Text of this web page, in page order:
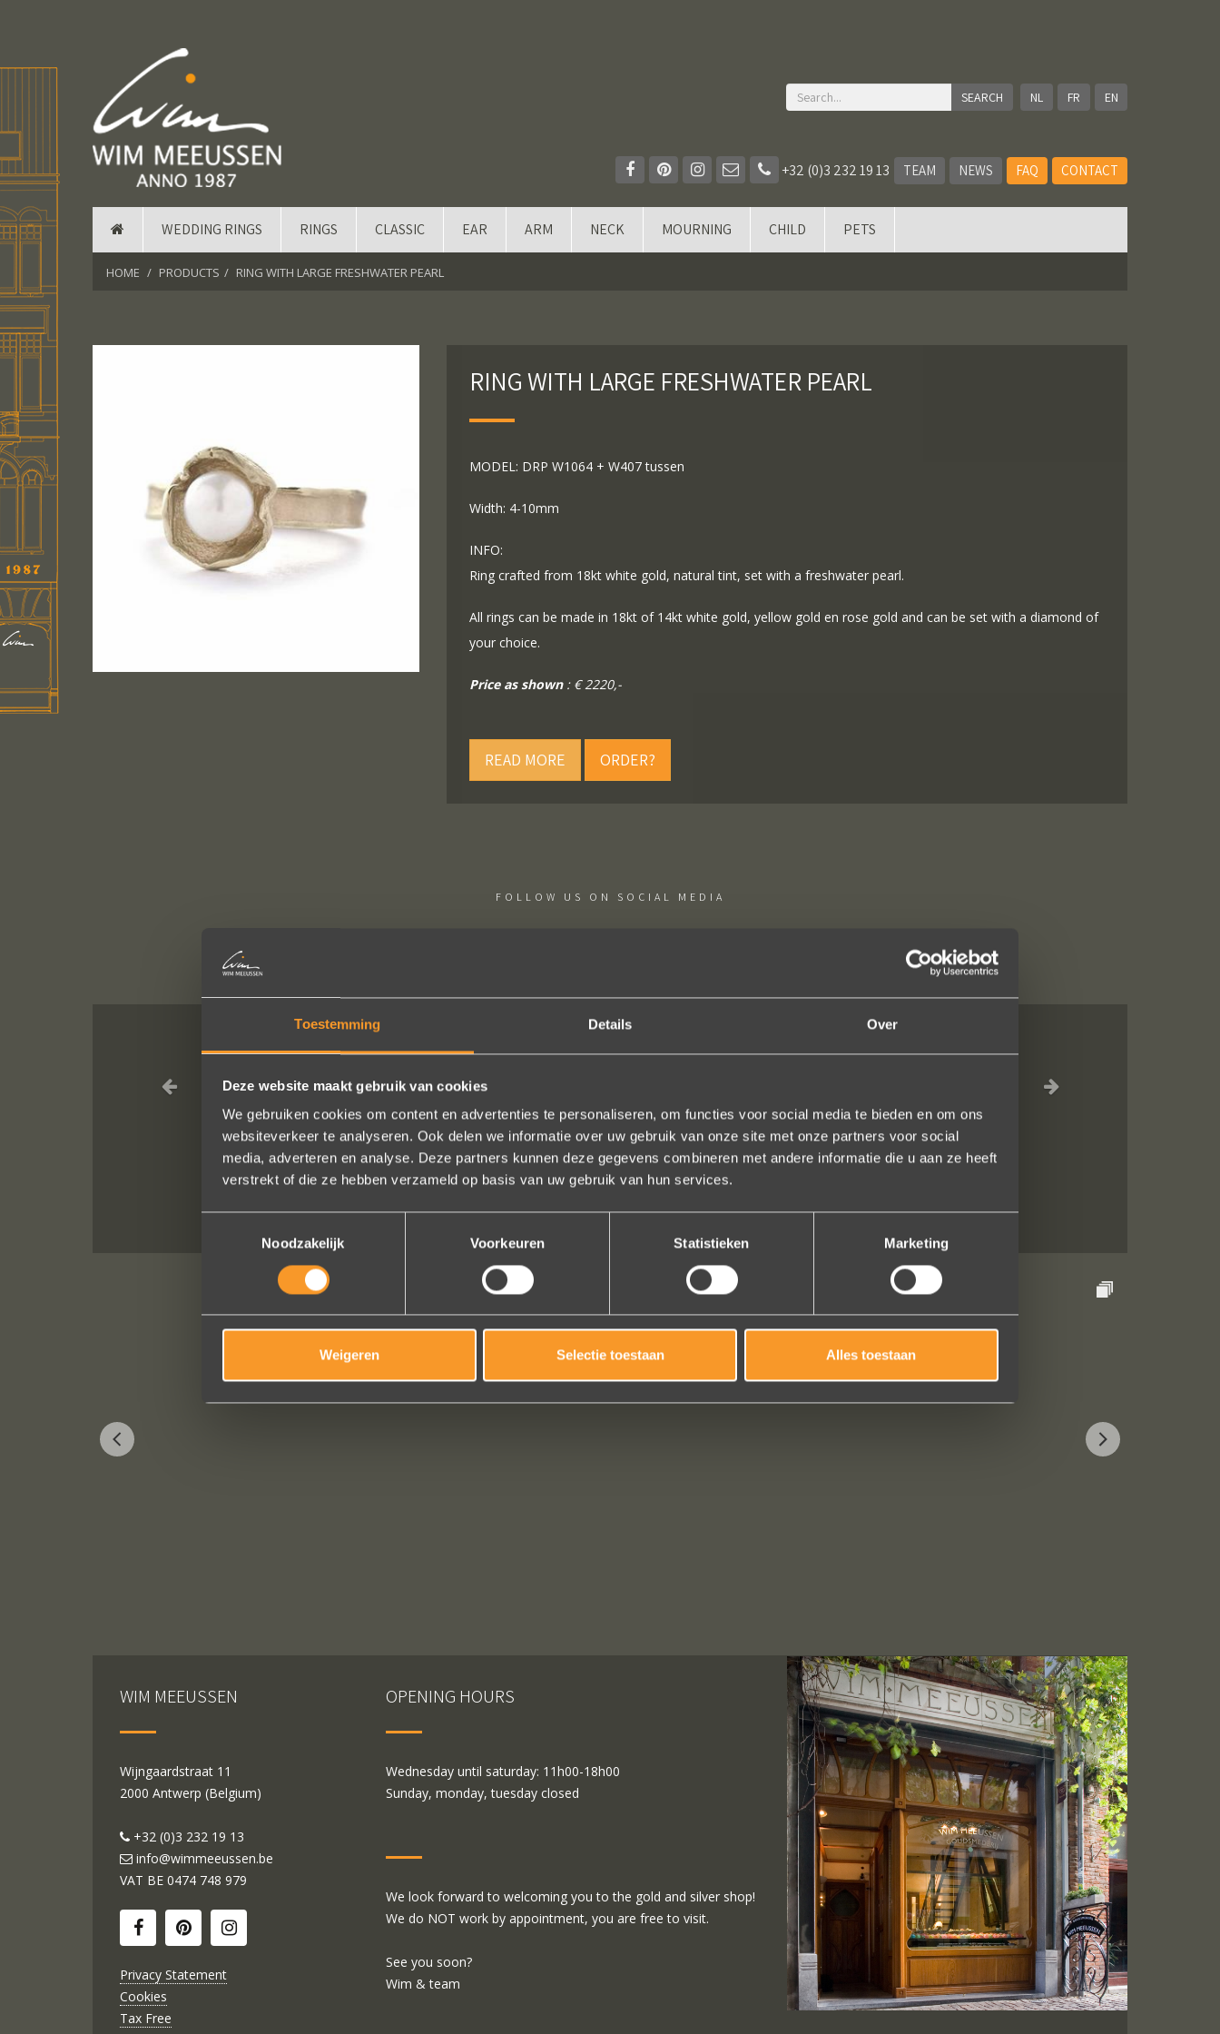
Toestemming Details Over
Deze website maakt gebruik van cookies
We gebruiken cookies om content en advertenties te personaliseren, om functies voor social media te bieden en om ons
websiteverkeer te analyseren. Ook delen we informatie over uw gebruik van onze site met onze partners voor social
media, adverteren en analyse. Deze partners kunnen deze gegevens combineren met andere informatie die u aan ze heeft
verstrekt of die ze hebben verzameld op basis van uw gebruik van hun services.
Noodzakelijk
Voorkeuren Statistieken Marketing
Weigeren Selectie toestaan Alles toestaan
NL FR EN
+32 (0)3 232 19 13 TEAM NEWS FAQ CONTACT
WEDDING RINGS RINGS CLASSIC EAR ARM NECK MOURNING CHILD PETS
HOME PRODUCTS RING WITH LARGE FRESHWATER PEARL
RING WITH LARGE FRESHWATER PEARL
MODEL: DRP W1064 + W407 tussen
Width: 4-10mm
INFO:
Ring crafted from 18kt white gold, natural tint, set with a freshwater pearl.
All rings can be made in 18kt of 14kt white gold, yellow gold en rose gold and can be set with a diamond of
your choice.
Price as shown: € 2220,-
READ MORE ORDER?
FOLLOW US ON SOCIAL MEDIA
altijd zo vriendelijk, het team reageert snel en uitstekend advies. We hebben zojuist een ring laten
verstellen en er een paar steentjes aan toegevoegd, het resultaat is werkelijk schitterend. U heeft
ons volledige vertrouwen.
Eric Marfort
Bekijk al onze reviews
WIM MEEUSSEN
Wijngaardstraat 11
2000 Antwerp (Belgium)
+32 (0)3 232 19 13
info@wimmeeussen.be
VAT BE 0474 748 979
Privacy Statement
Cookies
Tax Free
OPENING HOURS
Wednesday until saturday: 11h00-18h00
Sunday, monday, tuesday closed
We look forward to welcoming you to the gold and silver shop!
We do NOT work by appointment, you are free to visit.
See you soon?
Wim & team